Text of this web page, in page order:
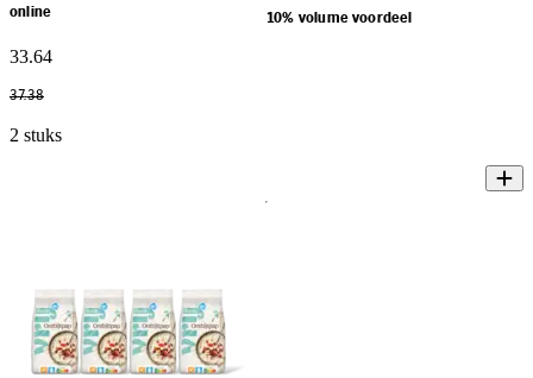
online 10% volume voordeel
33.64
37.38
2 stuks